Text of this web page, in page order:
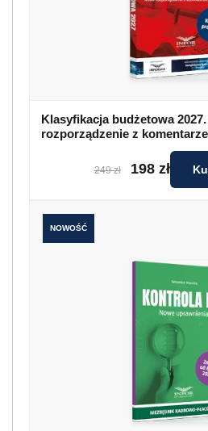
Klasyfikacja budżetowa
rozporządzenie z
249 zł 198 zł
NOWOŚĆ